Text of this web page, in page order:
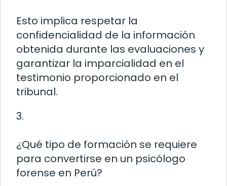
Esto implica respetar la
confidencialidad de la información
obtenida durante las evaluaciones y
garantizar la imparcialidad en el
testimonio proporcionado en el
tribunal.
3.
¿Qué tipo de formación se requiere
para convertirse en un psicólogo
forense en Perú?